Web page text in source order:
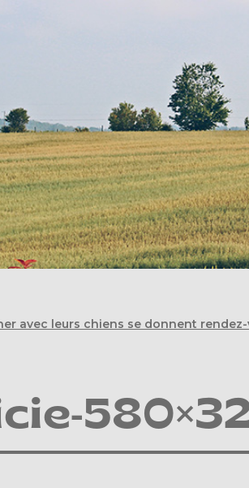
avec leurs chiens se donnent